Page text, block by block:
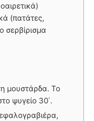
(πατάτες,
σερβίρισμα
μουστάρδα. Το
ψυγείο 30΄.